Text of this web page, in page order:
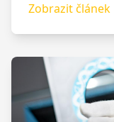
britským
populární
listopadu
pobočce
13. prosince.
Zobrazit článek